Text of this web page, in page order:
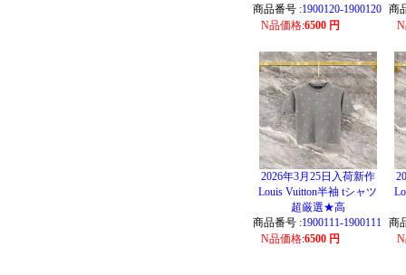
商品番号 :1900120-1900120
N品価格:6500 円
商
2026年3月25日入荷新作
Louis Vuitton半袖 tシャツ
超厳選★高
商品番号 :1900111-1900111
N品価格:6500 円
商